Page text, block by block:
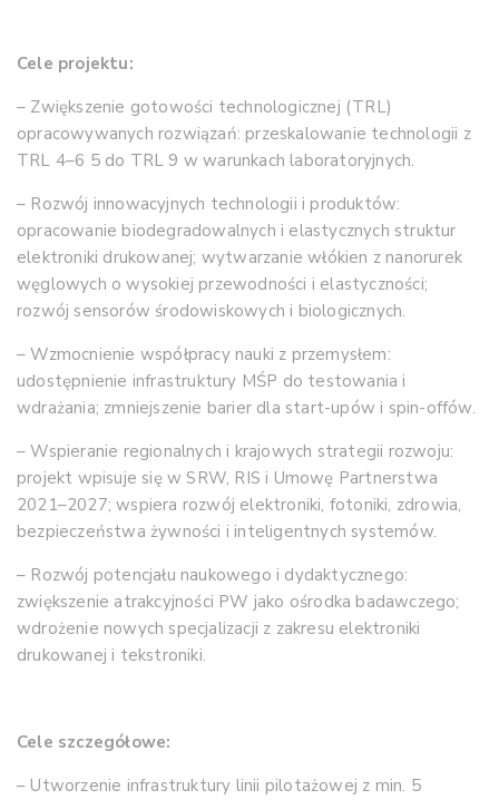
Cele projektu:
– Zwiększenie gotowości technologicznej (TRL)
opracowywanych rozwiązań: przeskalowanie technologii z
TRL 4–6 5 do TRL 9 w warunkach laboratoryjnych.
– Rozwój innowacyjnych technologii i produktów:
opracowanie biodegradowalnych i elastycznych struktur
elektroniki drukowanej; wytwarzanie włókien z nanorurek
węglowych o wysokiej przewodności i elastyczności;
rozwój sensorów środowiskowych i biologicznych.
– Wzmocnienie współpracy nauki z przemysłem:
udostępnienie infrastruktury MŚP do testowania i
wdrażania; zmniejszenie barier dla start-upów i spin-offów.
– Wspieranie regionalnych i krajowych strategii rozwoju:
projekt wpisuje się w SRW, RIS i Umowę Partnerstwa
2021–2027; wspiera rozwój elektroniki, fotoniki, zdrowia,
bezpieczeństwa żywności i inteligentnych systemów.
– Rozwój potencjału naukowego i dydaktycznego:
zwiększenie atrakcyjności PW jako ośrodka badawczego;
wdrożenie nowych specjalizacji z zakresu elektroniki
drukowanej i tekstroniki.
Cele szczegółowe:
– Utworzenie infrastruktury linii pilotażowej z min. 5